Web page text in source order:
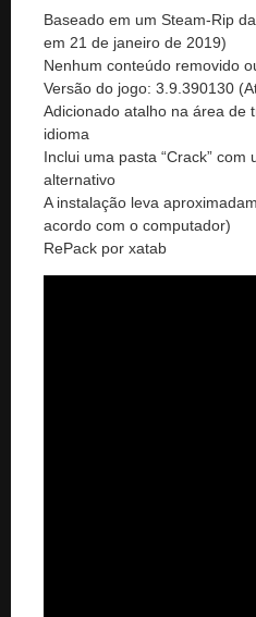
Baseado em um Steam-Rip
em 21 de janeiro de 2019)
Nenhum conteúdo removido
Versão do jogo: 3.9.390130
Adicionado atalho na área de
idioma
Inclui uma pasta “Crack”
alternativo
A instalação leva
acordo com o computador)
RePack por xatab